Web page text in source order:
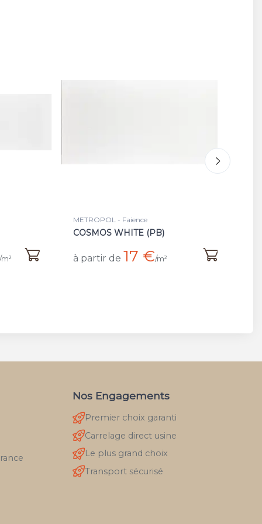
METROPOL - Faience
BLUR WHITE (PB)
à partir de 19 €/m²
Nos Engagements
Premier choix garanti
Carrelage direct usine
Le plus grand choix
Transport sécurisé